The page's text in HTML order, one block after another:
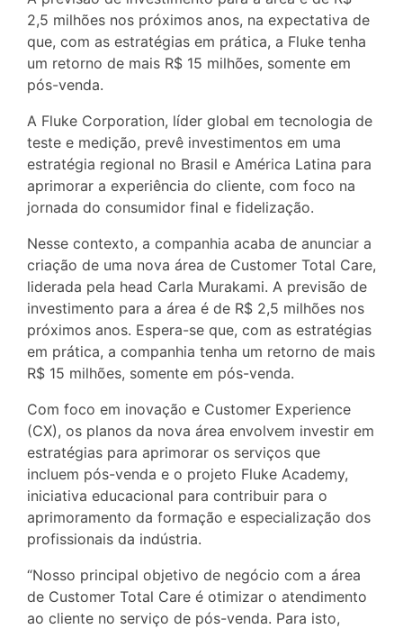
2,5 milhões nos próximos anos, na expectativa de
que, com as estratégias em prática, a Fluke tenha
um retorno de mais R$ 15 milhões, somente em
pós-venda.
A Fluke Corporation, líder global em tecnologia de
teste e medição, prevê investimentos em uma
estratégia regional no Brasil e América Latina para
aprimorar a experiência do cliente, com foco na
jornada do consumidor final e fidelização.
Nesse contexto, a companhia acaba de anunciar a
criação de uma nova área de Customer Total Care,
liderada pela head Carla Murakami. A previsão de
investimento para a área é de R$ 2,5 milhões nos
próximos anos. Espera-se que, com as estratégias
em prática, a companhia tenha um retorno de mais
R$ 15 milhões, somente em pós-venda.
Com foco em inovação e Customer Experience
(CX), os planos da nova área envolvem investir em
estratégias para aprimorar os serviços que
incluem pós-venda e o projeto Fluke Academy,
iniciativa educacional para contribuir para o
aprimoramento da formação e especialização dos
profissionais da indústria.
“Nosso principal objetivo de negócio com a área
de Customer Total Care é otimizar o atendimento
ao cliente no serviço de pós-venda. Para isto,